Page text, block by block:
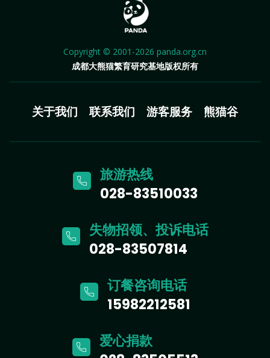
Copyright © 2001-2026 panda.org.cn
成都大熊猫繁育研究基地版权所有
关于我们 联系我们 游客服务 熊猫谷
旅游热线
028-83510033
失物招领、投诉电话
028-83507814
订餐咨询电话
15982212581
爱心捐款